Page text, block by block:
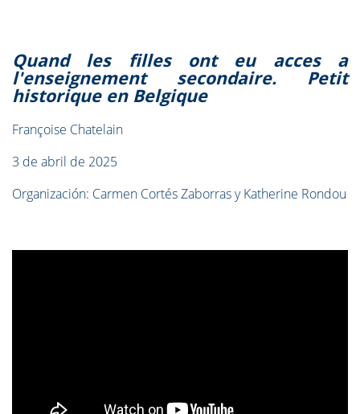
Quand les filles ont eu acces a
l'enseignement secondaire. Petit
historique en Belgique
Françoise Chatelain
3 de abril de 2025
Organización: Carmen Cortés Zaborras y Katherine Rondou